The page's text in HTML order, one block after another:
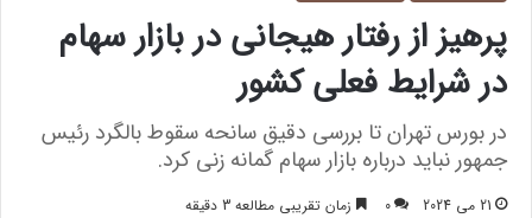
پرهیز از رفتار هیجانی در بازار سهام
در شرایط فعلی کشور
در بورس تهران تا بررسی دقیق سانحه سقوط بالگرد رئیس
جمهور نباید درباره بازار سهام گمانه زنی کرد.
21 می 2024 0 زمان تقریبی مطالعه 3 دقیقه